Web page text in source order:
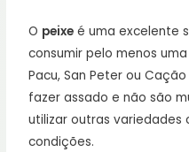
O peixe é uma excelente
consumir pelo menos
Pacu, San Peter ou
fazer assado e não são
utilizar outras variedades
condições.